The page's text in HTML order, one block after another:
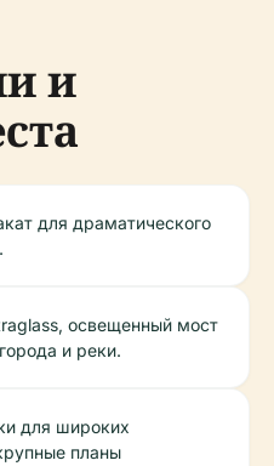
и
для драматического
освещенный мост
и реки.
для широких
планы